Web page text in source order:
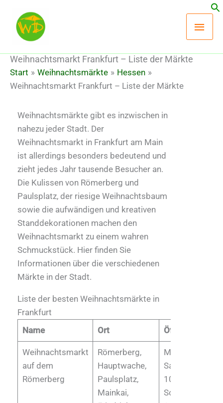
Inhalt
springen
Weihnachtsmarkt Frankfurt – Liste der Märkte
Start Weihnachtsmärkte
Hessen
Weihnachtsmarkt Frankfurt – Liste der Märkte
Weihnachtsmärkte gibt es inzwischen in
nahezu jeder Stadt. Der
Weihnachtsmarkt in Frankfurt am Main
ist allerdings besonders bedeutend und
zieht jedes Jahr tausende Besucher an.
Die Kulissen von Römerberg und
Paulsplatz, der riesige Weihnachtsbaum
sowie die aufwändigen und kreativen
Standdekorationen machen den
Weihnachtsmarkt zu einem wahren
Schmuckstück. Hier finden Sie
Informationen über die verschiedenen
Märkte in der Stadt.
Liste der besten Weihnachtsmärkte in
Frankfurt
Name
Ort Öffnungszeiten
Weihnachtsmarkt
auf dem
Römerberg
Römerberg,
Hauptwache,
Paulsplatz,
Mainkai,
Montag bis
Samstag von
10 bis 21 Uhr
Sonntag von